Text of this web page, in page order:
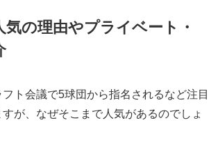
気の理由やプライベート・
ト会議で5球団から指名されるなど注目
が、なぜそこまで人気があるのでしょ